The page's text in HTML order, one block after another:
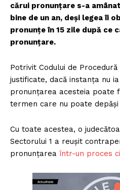
cărui pronunțare s-a
bine de un an, deși legea îi
pronunțe în 15 zile după ce
pronunțare.
Potrivit Codului de Procedură
justificate, dacă instanţa nu
pronunţarea acesteia poate
termen care nu poate depăşi
Cu toate acestea, o
Sectorului 1 a reușit
pronunțarea într-un proces